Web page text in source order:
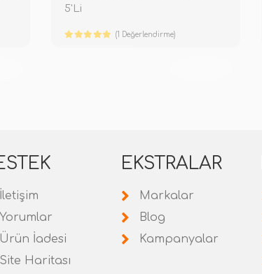
5'Li
(1 Değerlendirme)
İletişim
Yorumlar
Ürün İadesi
Site Haritası
EKSTRALAR
Markalar
Blog
Kampanyalar